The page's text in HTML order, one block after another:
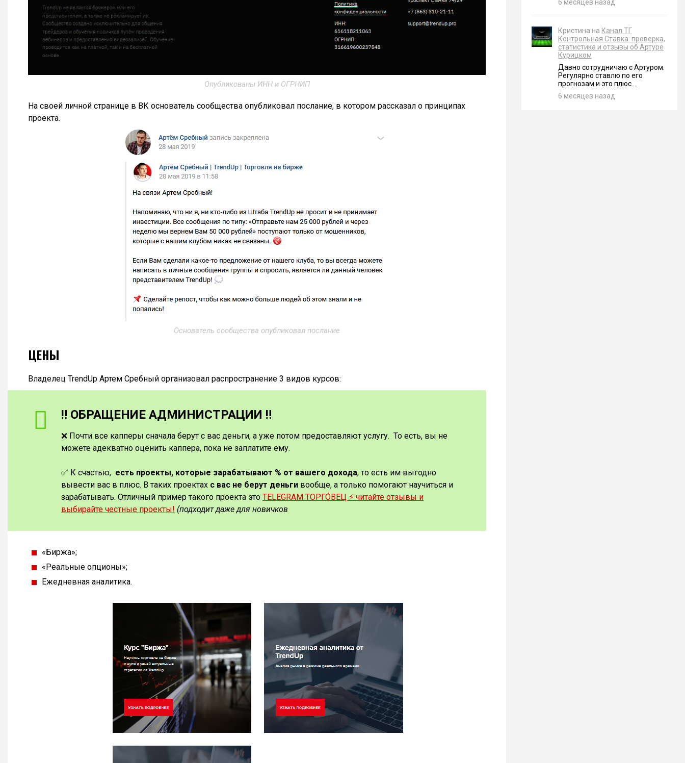
Опубликованы ИНН и ОГРНИП
На своей личной странице в ВК основатель сообщества опубликовал послание, в котором рассказал о принципах
проекта.
Основатель сообщества опубликовал послание
ЦЕНЫ
Владелец TrendUp Артем Сребный организовал распространение 3 видов курсов:
‼️ ОБРАЩЕНИЕ АДМИНИСТРАЦИИ ‼️
❌ Почти все капперы сначала берут с вас деньги, а уже потом предоставляют услугу. То есть, вы не
можете адекватно оценить каппера, пока не заплатите ему.
✅ К счастью, есть проекты, которые зарабатывают % от вашего дохода, то есть им выгодно
вывести вас в плюс. В таких проектах с вас не берут деньги вообще, а только помогают научиться и
зарабатывать. Отличный пример такого проекта это TELEGRAM ТОРГО́ВЕЦ ⚡️ читайте отзывы и
выбирайте честные проекты! (подходит даже для новичков
«Биржа»;
«Реальные опционы»;
Ежедневная аналитика.
6 месяцев назад
Кристина на Канал ТГ
Контрольная Ставка: проверка,
статистика и отзывы об Артуре
Курицком
Давно сотрудничаю с Артуром.
Регулярно ставлю по его
прогнозам и это плюс....
6 месяцев назад